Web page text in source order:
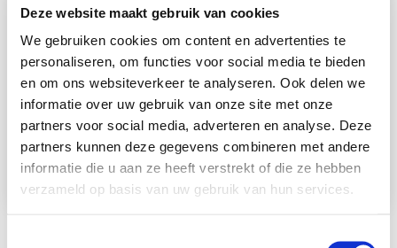
Deze website maakt gebruik van cookies
We gebruiken cookies om content en advertenties te
personaliseren, om functies voor social media te bieden
en om ons websiteverkeer te analyseren. Ook delen we
informatie over uw gebruik van onze site met onze
partners voor social media, adverteren en analyse. Deze
partners kunnen deze gegevens combineren met andere
informatie die u aan ze heeft verstrekt of die ze hebben
verzameld op basis van uw gebruik van hun services.
Bedrijf starten
Certificeren van aandelen
Nieuwe aandeelhouders
Bekijk alle mogelijkheden